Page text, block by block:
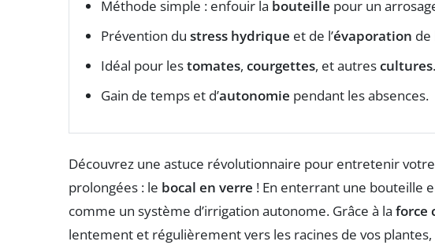
Méthode simple : enfouir la bouteille pour un
Prévention du stress hydrique et de l’évaporation de
Idéal pour lestomates, courgettes, et autrescultures.
Gain de temps et d’autonomie pendant les absences.
Découvrez une astuce révolutionnaire pour entretenir votre
prolongées : le bocal en verre ! En enterrant une bouteille
comme un système d’irrigation autonome. Grâce à la force
lentement et régulièrement vers les racines de vos